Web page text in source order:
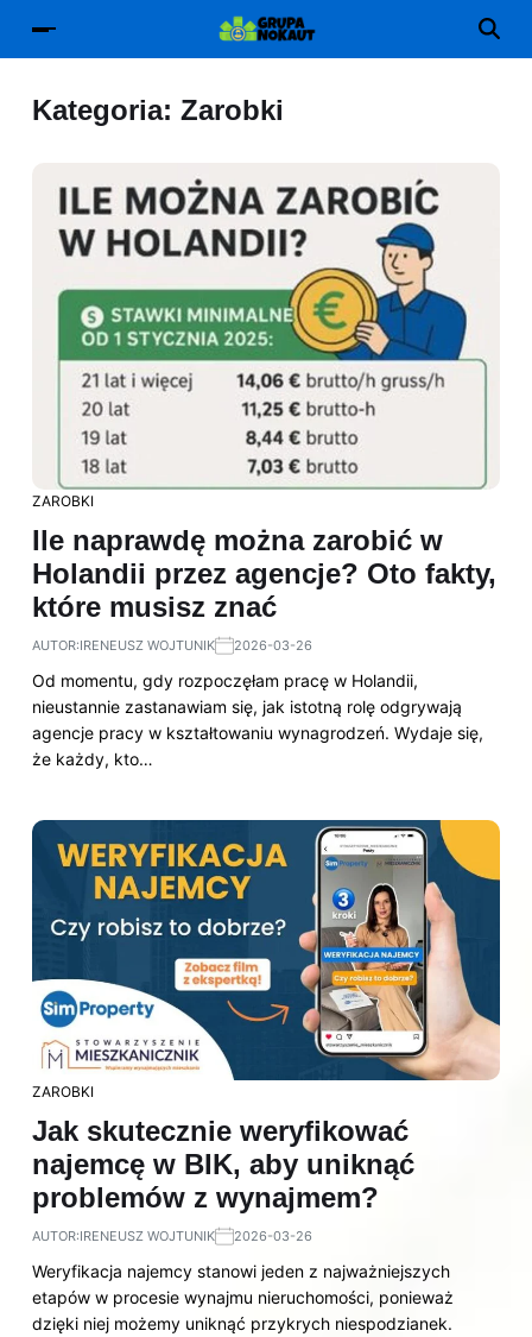
Kategoria: Zarobki
ZAROBKI
Ile naprawdę można zarobić w
Holandii przez agencje? Oto fakty,
które musisz znać
AUTOR:IRENEUSZ WOJTUNIK 2026-03-26
Od momentu, gdy rozpoczęłam pracę w Holandii,
nieustannie zastanawiam się, jak istotną rolę odgrywają
agencje pracy w kształtowaniu wynagrodzeń. Wydaje się,
że każdy, kto…
ZAROBKI
Jak skutecznie weryfikować
najemcę w BIK, aby uniknąć
problemów z wynajmem?
AUTOR:IRENEUSZ WOJTUNIK 2026-03-26
Weryfikacja najemcy stanowi jeden z najważniejszych
etapów w procesie wynajmu nieruchomości, ponieważ
dzięki niej możemy uniknąć przykrych niespodzianek.